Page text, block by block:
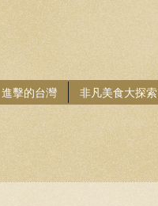
進擊的台灣 非凡美食大探索